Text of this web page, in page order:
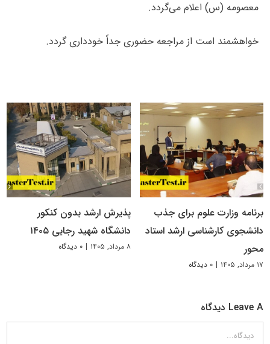
معصومه (س) اعلام می‌گردد.
خواهشمند است از مراجعه حضوری جداً خودداری گردد.
برنامه وزارت علوم برای جذب
دانشجوی کارشناسی ارشد استاد
محور
۱۷ مرداد, ۱۴۰۵ | ۰ دیدگاه
پذیرش ارشد بدون کنکور
دانشگاه شهید رجایی ۱۴۰۵
۸ مرداد, ۱۴۰۵ | ۰ دیدگاه
Leave A دیدگاه
دیدگاه